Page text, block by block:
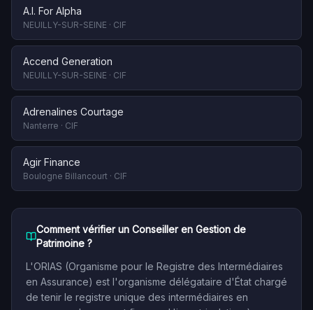
A.I. For Alpha
NEUILLY-SUR-SEINE · CIF
Accend Generation
NEUILLY-SUR-SEINE · CIF
Adrenalines Courtage
Nanterre · CIF
Agir Finance
Boulogne Billancourt · CIF
Comment vérifier un Conseiller en Gestion de
Patrimoine ?
L'ORIAS (Organisme pour le Registre des Intermédiaires
en Assurance) est l'organisme délégataire d'État chargé
de tenir le registre unique des intermédiaires en